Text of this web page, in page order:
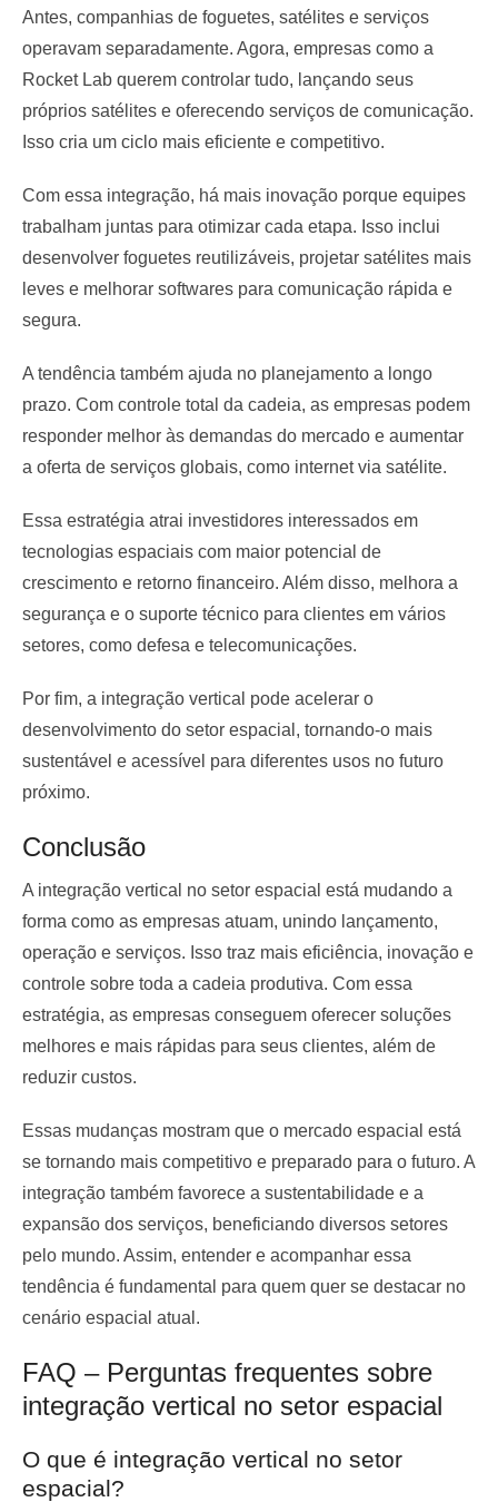
Antes, companhias de foguetes, satélites e serviços
operavam separadamente. Agora, empresas como a
Rocket Lab querem controlar tudo, lançando seus
próprios satélites e oferecendo serviços de comunicação.
Isso cria um ciclo mais eficiente e competitivo.
Com essa integração, há mais inovação porque equipes
trabalham juntas para otimizar cada etapa. Isso inclui
desenvolver foguetes reutilizáveis, projetar satélites mais
leves e melhorar softwares para comunicação rápida e
segura.
A tendência também ajuda no planejamento a longo
prazo. Com controle total da cadeia, as empresas podem
responder melhor às demandas do mercado e aumentar
a oferta de serviços globais, como internet via satélite.
Essa estratégia atrai investidores interessados em
tecnologias espaciais com maior potencial de
crescimento e retorno financeiro. Além disso, melhora a
segurança e o suporte técnico para clientes em vários
setores, como defesa e telecomunicações.
Por fim, a integração vertical pode acelerar o
desenvolvimento do setor espacial, tornando-o mais
sustentável e acessível para diferentes usos no futuro
próximo.
Conclusão
A integração vertical no setor espacial está mudando a
forma como as empresas atuam, unindo lançamento,
operação e serviços. Isso traz mais eficiência, inovação e
controle sobre toda a cadeia produtiva. Com essa
estratégia, as empresas conseguem oferecer soluções
melhores e mais rápidas para seus clientes, além de
reduzir custos.
Essas mudanças mostram que o mercado espacial está
se tornando mais competitivo e preparado para o futuro. A
integração também favorece a sustentabilidade e a
expansão dos serviços, beneficiando diversos setores
pelo mundo. Assim, entender e acompanhar essa
tendência é fundamental para quem quer se destacar no
cenário espacial atual.
FAQ – Perguntas frequentes sobre
integração vertical no setor espacial
O que é integração vertical no setor
espacial?